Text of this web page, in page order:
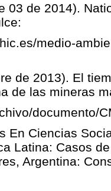
03 de 2014).
medio-
de 2013). El
de las mineras
documento/
En Ciencias
Latina: Casos
Argentina: